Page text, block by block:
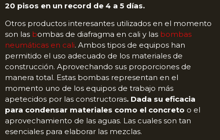
20 pisos en un record de 4 a 5 días.
Otros productos interesantes utilizados en el momento
son las bombas de diafragma en cali y las bombas
neumáticas en cali. Ambos tipos de equipos han
permitido el uso adecuado de los materiales de
construcción. Aprovechando sus proporciones de
manera total. Estas bombas representan en el
momento uno de los equipos de trabajo más
apetecidos por las constructoras. Dada su eficacia
para condensar materiales como el concreto o el
aprovechamiento de las aguas. Las cuales son tan
esenciales para elaborar las mezclas.